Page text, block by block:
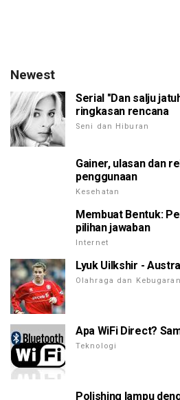
Newest
Serial "Dan salju
ringkasan rencana
Seni dan Hiburan
Gainer, ulasan dan
penggunaan
Kesehatan
Membuat Bentuk:
pilihan jawaban
Internet
Lyuk Uilkshir -
Olahraga dan Kebugaran
Apa WiFi Direct?
Teknologi
Polishing lampu